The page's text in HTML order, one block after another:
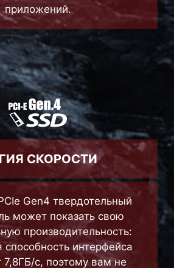
приложений.
СКОРОСТИ
Gen4 твердотельный
может показать свою
производительность:
способность интерфейса
7,8ГБ/с, поэтому вам не